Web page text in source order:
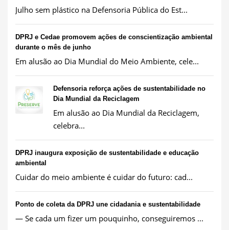
Julho sem plástico na Defensoria Pública do Est...
DPRJ e Cedae promovem ações de conscientização ambiental
durante o mês de junho
Em alusão ao Dia Mundial do Meio Ambiente, cele...
Defensoria reforça ações de sustentabilidade no
Dia Mundial da Reciclagem
Em alusão ao Dia Mundial da Reciclagem,
celebra...
DPRJ inaugura exposição de sustentabilidade e educação
ambiental
Cuidar do meio ambiente é cuidar do futuro: cad...
Ponto de coleta da DPRJ une cidadania e sustentabilidade
— Se cada um fizer um pouquinho, conseguiremos ...